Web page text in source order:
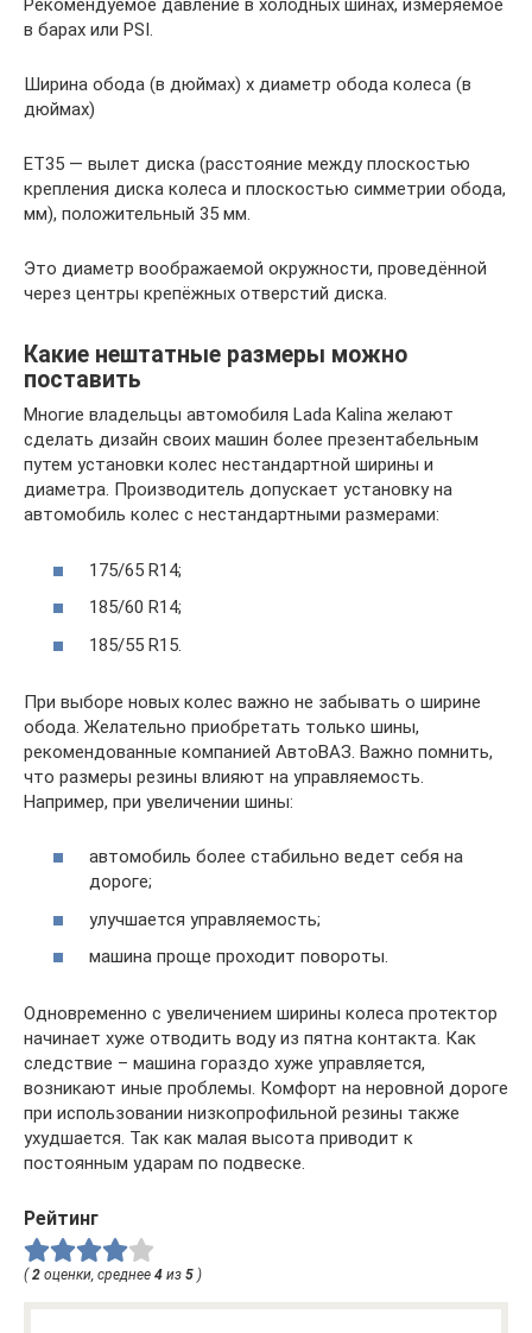
Рекомендуемое давление в холодных шинах, измеряемое
в барах или PSI.
Ширина обода (в дюймах) x диаметр обода колеса (в
дюймах)
ET35 — вылет диска (расстояние между плоскостью
крепления диска колеса и плоскостью симметрии обода,
мм), положительный 35 мм.
Это диаметр воображаемой окружности, проведённой
через центры крепёжных отверстий диска.
Какие нештатные размеры можно
поставить
Многие владельцы автомобиля Lada Kalina желают
сделать дизайн своих машин более презентабельным
путем установки колес нестандартной ширины и
диаметра. Производитель допускает установку на
автомобиль колес с нестандартными размерами:
175/65 R14;
185/60 R14;
185/55 R15.
При выборе новых колес важно не забывать о ширине
обода. Желательно приобретать только шины,
рекомендованные компанией АвтоВАЗ. Важно помнить,
что размеры резины влияют на управляемость.
Например, при увеличении шины:
автомобиль более стабильно ведет себя на
дороге;
улучшается управляемость;
машина проще проходит повороты.
Одновременно с увеличением ширины колеса протектор
начинает хуже отводить воду из пятна контакта. Как
следствие – машина гораздо хуже управляется,
возникают иные проблемы. Комфорт на неровной дороге
при использовании низкопрофильной резины также
ухудшается. Так как малая высота приводит к
постоянным ударам по подвеске.
Рейтинг
( 2 оценки, среднее 4 из 5 )